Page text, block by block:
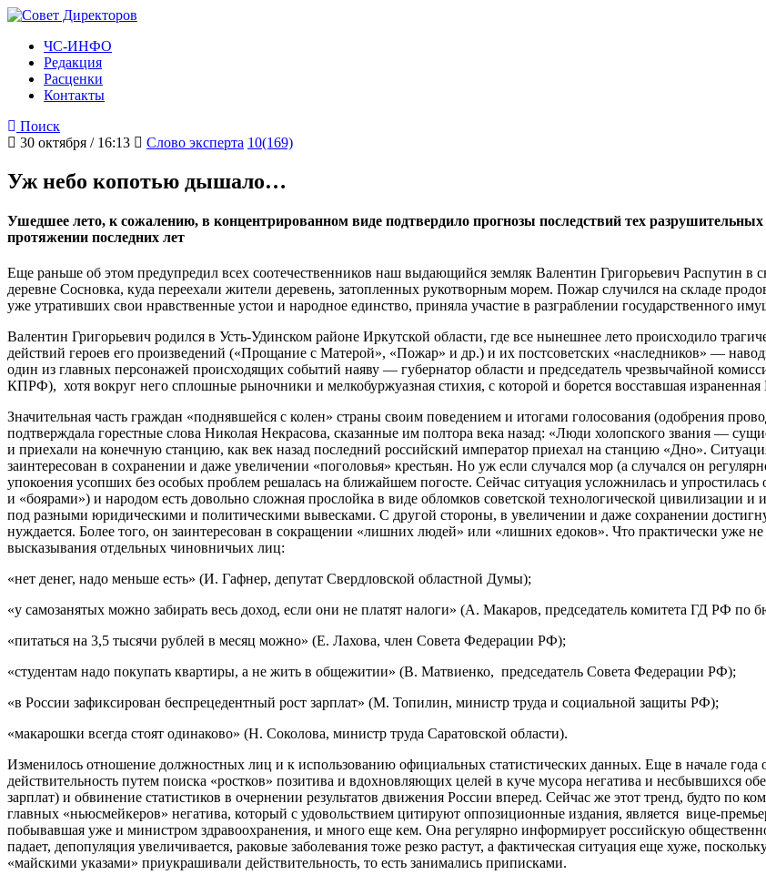
ЧС-ИНФО
Редакция
Расценки
Контакты
Поиск
30 октября / 16:13
Слово эксперта 10(169)
Уж небо копотью дышало…
Ушедшее лето, к сожалению, в концентрированном виде подтвердило прогнозы последствий тех
протяжении последних лет
Еще раньше об этом предупредил всех соотечественников наш выдающийся земляк Валентин Григорьевич Распутин в
деревне Сосновка, куда переехали жители деревень, затопленных рукотворным морем. Пожар случился на складе
уже утративших свои нравственные устои и народное единство, приняла участие в разграблении государственного
Валентин Григорьевич родился в Усть-Удинском районе Иркутской области, где все нынешнее лето происходило
действий героев его произведений («Прощание с Матерой», «Пожар» и др.) и их постсоветских «наследников» —
один из главных персонажей происходящих событий наяву — губернатор области и председатель чрезвычайной
КПРФ), хотя вокруг него сплошные рыночники и мелкобуржуазная стихия, с которой и борется восставшая израненная
Значительная часть граждан «поднявшейся с колен» страны своим поведением и итогами голосования (одобрения
подтверждала горестные слова Николая Некрасова, сказанные им полтора века назад: «Люди холопского звания —
и приехали на конечную станцию, как век назад последний российский император приехал на станцию «Дно».
заинтересован в сохранении и даже увеличении «поголовья» крестьян. Но уж если случался мор (а случался он
упокоения усопших без особых проблем решалась на ближайшем погосте. Сейчас ситуация усложнилась и
и «боярами») и народом есть довольно сложная прослойка в виде обломков советской технологической цивилизации
под разными юридическими и политическими вывесками. С другой стороны, в увеличении и даже сохранении
нуждается. Более того, он заинтересован в сокращении «лишних людей» или «лишних едоков». Что практически уже
высказывания отдельных чиновничьих лиц:
«нет денег, надо меньше есть» (И. Гафнер, депутат Свердловской областной Думы);
«у самозанятых можно забирать весь доход, если они не платят налоги» (А. Макаров, председатель комитета ГД РФ по
«питаться на 3,5 тысячи рублей в месяц можно» (Е. Лахова, член Совета Федерации РФ);
«студентам надо покупать квартиры, а не жить в общежитии» (В. Матвиенко, председатель Совета Федерации РФ);
«в России зафиксирован беспрецедентный рост зарплат» (М. Топилин, министр труда и социальной защиты РФ);
«макарошки всегда стоят одинаково» (Н. Соколова, министр труда Саратовской области).
Изменилось отношение должностных лиц и к использованию официальных статистических данных. Еще в начале года
действительность путем поиска «ростков» позитива и вдохновляющих целей в куче мусора негатива и несбывшихся
зарплат) и обвинение статистиков в очернении результатов движения России вперед. Сейчас же этот тренд, будто
главных «ньюсмейкеров» негатива, который с удовольствием цитируют оппозиционные издания, является вице-
побывавшая уже и министром здравоохранения, и много еще кем. Она регулярно информирует российскую
падает, депопуляция увеличивается, раковые заболевания тоже резко растут, а фактическая ситуация еще хуже,
«майскими указами» приукрашивали действительность, то есть занимались приписками.